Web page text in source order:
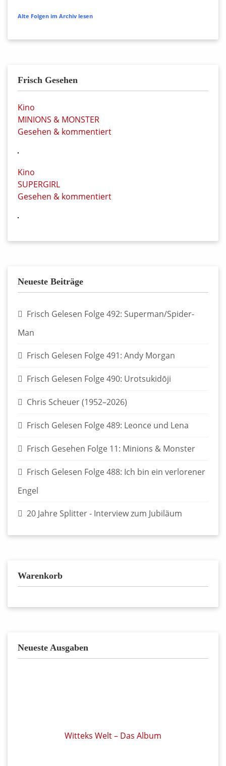
Alte Folgen im Archiv lesen
Frisch Gesehen
Kino
MINIONS & MONSTER
Gesehen & kommentiert
Kino
SUPERGIRL
Gesehen & kommentiert
Neueste Beiträge
Frisch Gelesen Folge 492: Superman/Spider-
Man
Frisch Gelesen Folge 491: Andy Morgan
Frisch Gelesen Folge 490: Urotsukidōji
Chris Scheuer (1952–2026)
Frisch Gelesen Folge 489: Leonce und Lena
Frisch Gesehen Folge 11: Minions & Monster
Frisch Gelesen Folge 488: Ich bin ein verlorener
Engel
20 Jahre Splitter - Interview zum Jubiläum
Warenkorb
Neueste Ausgaben
Witteks Welt – Das Album